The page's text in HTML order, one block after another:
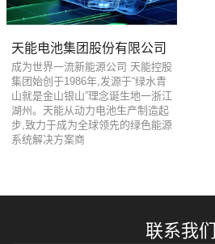
天能电池集团股份有限公司
成为世界一流新能源公司 天能控股
集团始创于1986年,发源于“绿水青
山就是金山银山”理念诞生地一浙江
湖州。天能从动力电池生产制造起
步,致力于成为全球领先的绿色能源
系统解决方案商
联系我们